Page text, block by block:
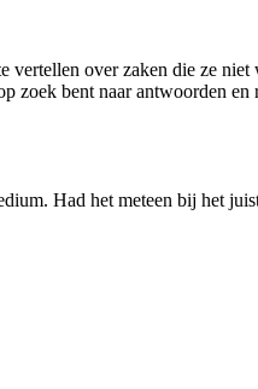
over zaken die ze
zoek bent naar antwoorden
Had het meteen bij het